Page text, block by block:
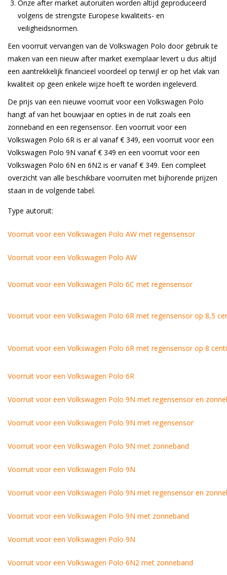
Onze after market autoruiten worden altijd geproduceerd
volgens de strengste Europese kwaliteits- en
veiligheidsnormen.
Een voorruit vervangen van de Volkswagen Polo door gebruik te
maken van een nieuw after market exemplaar levert u dus altijd
een aantrekkelijk financieel voordeel op terwijl er op het vlak van
kwaliteit op geen enkele wijze hoeft te worden ingeleverd.
De prijs van een nieuwe voorruit voor een Volkswagen Polo
hangt af van het bouwjaar en opties in de ruit zoals een
zonneband en een regensensor. Een voorruit voor een
Volkswagen Polo 6R is er al vanaf € 349, een voorruit voor een
Volkswagen Polo 9N vanaf € 349 en een voorruit voor een
Volkswagen Polo 6N en 6N2 is er vanaf € 349. Een compleet
overzicht van alle beschikbare voorruiten met bijhorende prijzen
staan in de volgende tabel.
Type autoruit:
Voorruit voor een Volkswagen Polo AW met regensensor
Voorruit voor een Volkswagen Polo AW
Voorruit voor een Volkswagen Polo 6C met regensensor
Voorruit voor een Volkswagen Polo 6R met regensensor op 8,5
Voorruit voor een Volkswagen Polo 6R met regensensor op 8
Voorruit voor een Volkswagen Polo 6R
Voorruit voor een Volkswagen Polo 9N met regensensor en
Voorruit voor een Volkswagen Polo 9N met regensensor
Voorruit voor een Volkswagen Polo 9N met zonneband
Voorruit voor een Volkswagen Polo 9N
Voorruit voor een Volkswagen Polo 9N met regensensor en
Voorruit voor een Volkswagen Polo 9N met zonneband
Voorruit voor een Volkswagen Polo 9N
Voorruit voor een Volkswagen Polo 6N2 met zonneband